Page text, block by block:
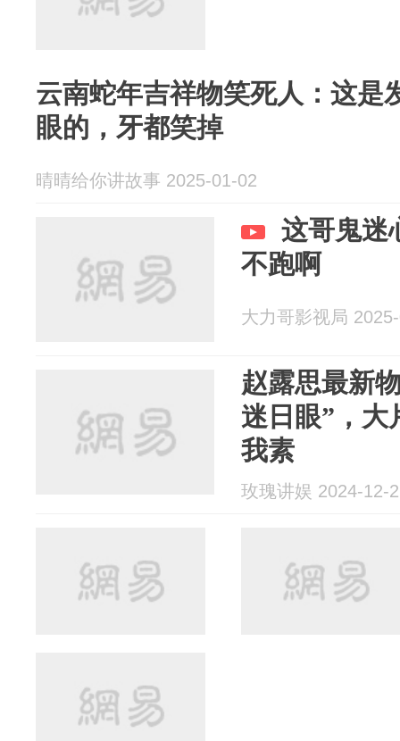
云南蛇年吉祥物笑死人：这是
眼的，牙都笑掉
晴晴给你讲故事 2025-01-02
这哥鬼迷
不跑啊
大力哥影视局
赵露思最新
迷日眼”，大
我素
玫瑰讲娱 2024-12-